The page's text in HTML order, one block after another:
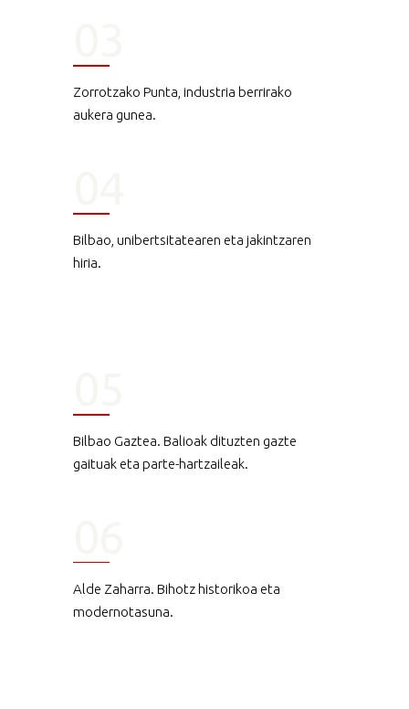
Zorrotzako Punta, industria berrirako
aukera gunea.
Bilbao, unibertsitatearen eta jakintzaren
hiria.
Bilbao Gaztea. Balioak dituzten gazte
gaituak eta parte-hartzaileak.
Alde Zaharra. Bihotz historikoa eta
modernotasuna.